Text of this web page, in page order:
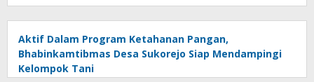
Aktif Dalam Program Ketahanan Pangan,
Bhabinkamtibmas Desa Sukorejo Siap Mendampingi
Kelompok Tani